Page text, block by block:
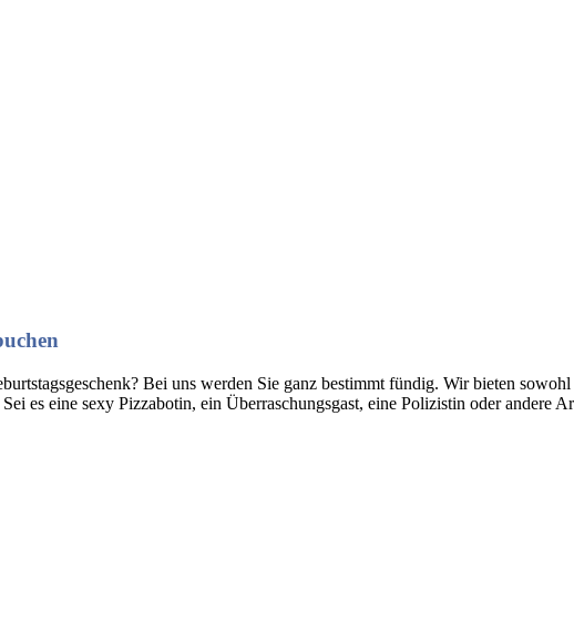
Bei uns werden Sie ganz bestimmt fündig. Wir bieten
es eine sexy Pizzabotin, ein Überraschungsgast, eine Polizistin oder andere